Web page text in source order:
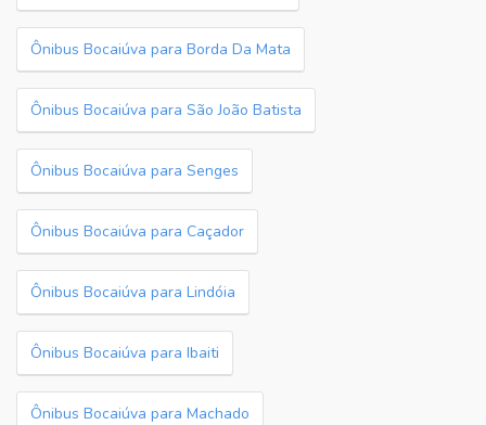
Ônibus Bocaiúva para Borda Da Mata
Ônibus Bocaiúva para São João Batista
Ônibus Bocaiúva para Senges
Ônibus Bocaiúva para Caçador
Ônibus Bocaiúva para Lindóia
Ônibus Bocaiúva para Ibaiti
Ônibus Bocaiúva para Machado